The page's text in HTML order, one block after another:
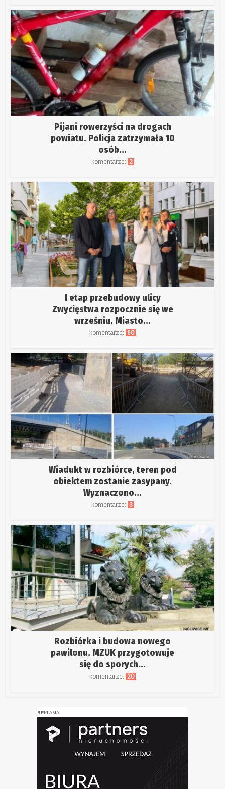
Pijani rowerzyści na drogach
powiatu. Policja zatrzymała 10
osób...
komentarze: 2
I etap przebudowy ulicy
Zwycięstwa rozpocznie się we
wrześniu. Miasto...
komentarze: 60
Wiadukt w rozbiórce, teren pod
obiektem zostanie zasypany.
Wyznaczono...
komentarze: 3
Rozbiórka i budowa nowego
pawilonu. MZUK przygotowuje
się do sporych...
komentarze: 20
REKLAMA